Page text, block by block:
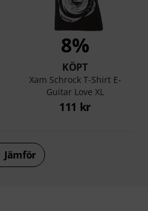
8%
KÖPT
Xam Schrock T-Shirt E-
Guitar Love XL
111 kr
Jämför